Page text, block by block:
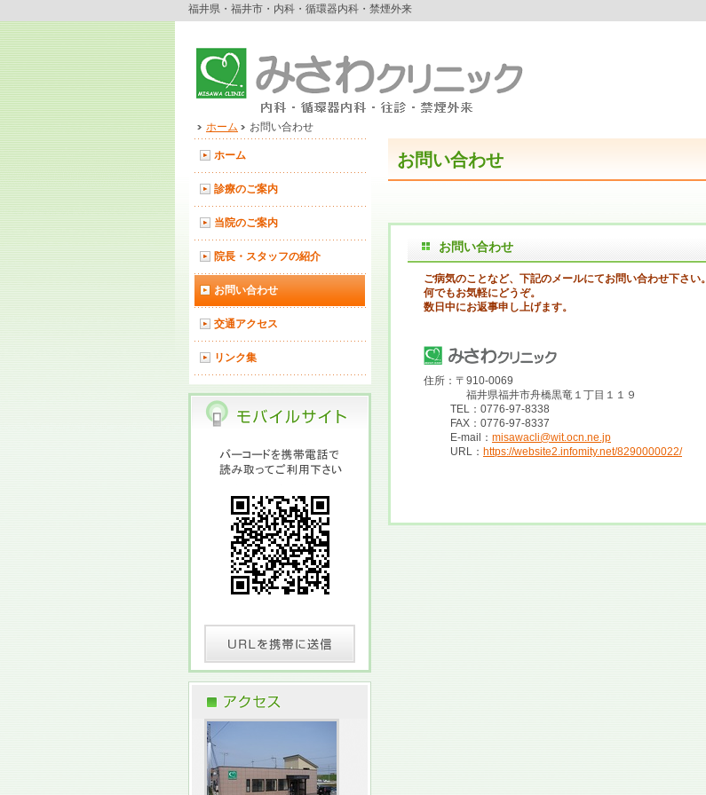
福井県・福井市・内科・循環器内科・禁煙外来
ホーム お問い合わせ
お問い合わせ
お問い合わせ
ご病気のことなど、下記のメールにてお問い合わせ下さい。
何でもお気軽にどうぞ。
数日中にお返事申し上げます。
住所：〒910-0069
福井県福井市舟橋黒竜１丁目１１９
TEL：0776-97-8338
FAX：0776-97-8337
E-mail： misawacli@wit.ocn.ne.jp
URL： https://website2.infomity.net/8290000022/
ホーム
診療のご案内
当院のご案内
院長・スタッフの紹介
お問い合わせ
交通アクセス
リンク集